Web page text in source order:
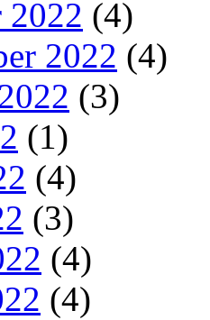
2022 (4)
2022 (4)
(3)
(1)
(4)
(3)
(4)
(4)